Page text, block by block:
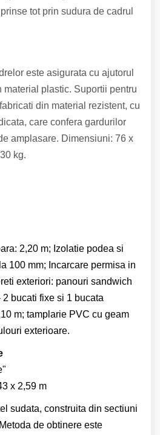
tot prin sudura de cadrul
este asigurata cu ajutorul
material plastic. Suportii pentru
din material rezistent, cu
care confera gardurilor
amplasare. Dimensiuni: 76 x
kg.
2,20 m; Izolatie podea si
100 mm; Incarcare permisa in
exteriori: panouri sandwich
2 bucati fixe si 1 bucata
m; tamplarie PVC cu geam
exterioare.
x 2,59 m
sudata, construita din sectiuni
de obtinere este